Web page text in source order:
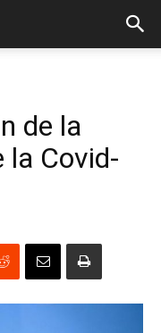
de la
la Covid-